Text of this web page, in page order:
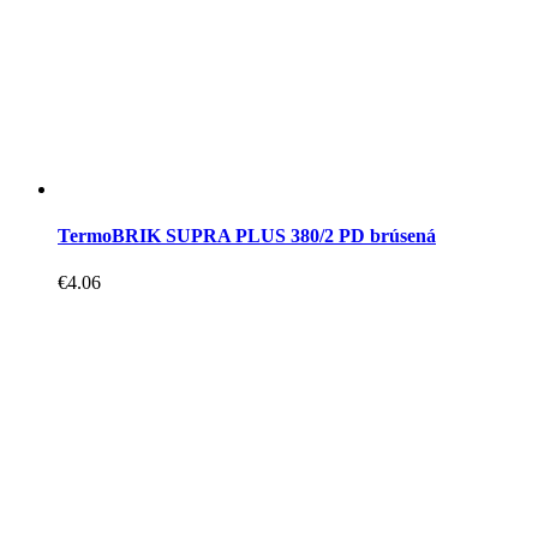
TermoBRIK SUPRA PLUS 380/2 PD brúsená
€4.06